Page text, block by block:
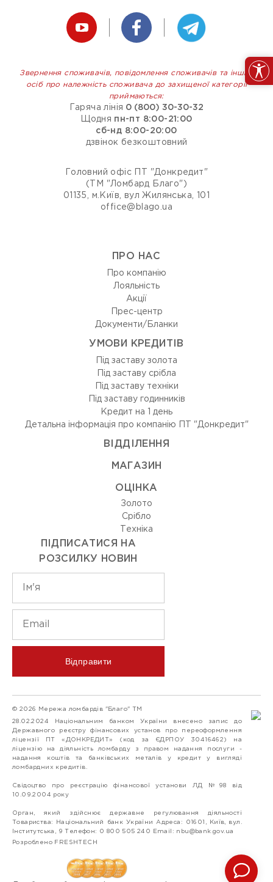
Звернення споживачів, повідомлення споживачів та інших
осіб про належність споживача до захищеної категорії
приймаються:
Гаряча лінія 0 (800) 30-30-32
Щодня пн-пт 8:00-21:00
сб-нд 8:00-20:00
дзвінок безкоштовний
Головний офіс ПТ "Донкредит"
(ТМ "Ломбард Благо")
01135, м.Київ, вул Жилянська, 101
office@blago.ua
ПРО НАС
Про компанію
Лояльність
Акції
Прес-центр
Документи/Бланки
УМОВИ КРЕДИТІВ
Під заставу золота
Під заставу срібла
Під заставу техніки
Під заставу годинників
Кредит на 1 день
Детальна інформація про компанію ПТ "Донкредит"
ВIДДIЛЕННЯ
МАГАЗИН
ОЦIНКА
Золото
Срiбло
Технiка
ПІДПИСАТИСЯ НА
РОЗСИЛКУ НОВИН
Відправити
© 2026 Мережа ломбардів "Благо" ТМ
28.02.2024 Національним банком України внесено запис до
Державного реєстру фінансових установ про переоформлення
ліцензії ПТ «ДОНКРЕДИТ» (код за ЄДРПОУ 30416462) на
ліцензію на діяльність ломбарду з правом надання послуги -
надання коштів та банківських металів у кредит у вигляді
ломбардних кредитів.
Свідоцтво про реєстрацію фінансової установи ЛД №98 від
10.09.2004 року
Орган, який здійснює державне регулювання діяльності
Товариства: Національний банк України Адреса: 01601, Київ, вул.
Інститутська, 9 Телефон: 0 800 505 240 Email: nbu@bank.gov.ua
Розроблено FRESHTECH